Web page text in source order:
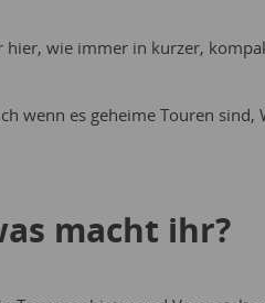
wie immer in kurzer,
wenn es geheime Touren sind,
macht ihr?